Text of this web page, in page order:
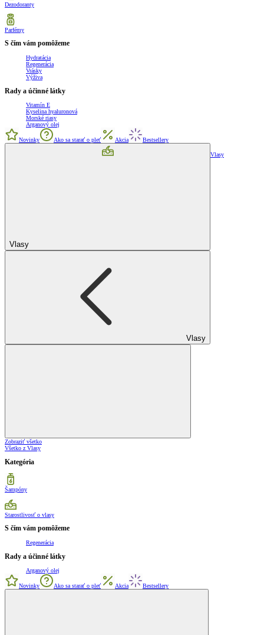
Dezodoranty
Parfémy
S čím vám pomôžeme
Hydratácia
Regenerácia
Vrásky
Výživa
Rady a účinné látky
Vitamín E
Kyselina hyaluronová
Morské riasy
Arganový olej
Novinky Ako sa starať o pleť Akcia Bestsellery
Vlasy
Vlasy
Vlasy
Zobraziť všetko
Všetko z Vlasy
Kategória
Šampóny
Starostlivosť o vlasy
S čím vám pomôžeme
Regenerácia
Rady a účinné látky
Arganový olej
Novinky Ako sa starať o pleť Akcia Bestsellery